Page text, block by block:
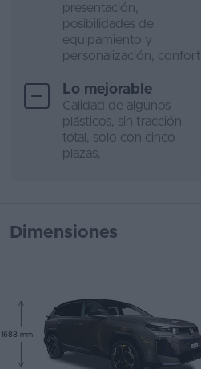
presentación,
posibilidades de
equipamiento y
personalización, confort
Lo mejorable
Calidad de algunos
plásticos, sin tracción
total, solo con cinco
plazas,
Dimensiones
1688 mm